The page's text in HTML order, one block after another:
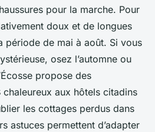
pour la marche. Pour
doux et de longues
période de mai à août. Si vous
osez l’automne ou
propose des
chaleureux aux hôtels citadins
les cottages perdus dans
astuces permettent d’adapter